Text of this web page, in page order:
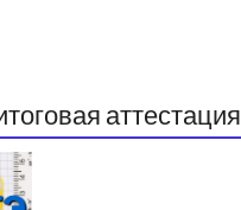
аттестация